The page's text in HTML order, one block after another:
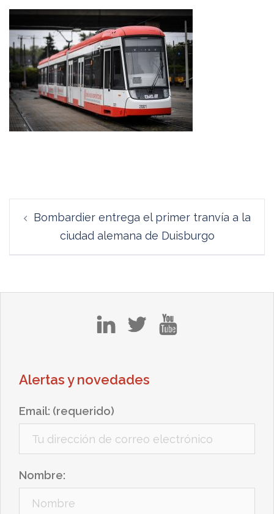
de
entradas
Bombardier entrega el primer tranvía a la
ciudad alemana de Duisburgo
Alertas y novedades
Email: (requerido)
Nombre: